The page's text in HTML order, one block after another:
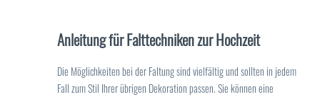
Anleitung für Falttechniken zur Hochzeit
Die Möglichkeiten bei der Faltung sind vielfältig und sollten in jedem
Fall zum Stil Ihrer übrigen Dekoration passen. Sie können eine